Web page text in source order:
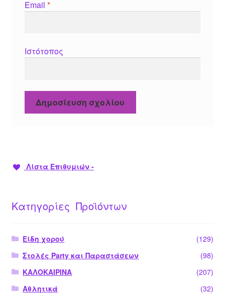
Email *
Ιστότοπος
Λίστα Επιθυμιών -
Κατηγορίες Προϊόντων
Είδη χορού
(129)
Στολές Party και Παραστάσεων
(98)
ΚΑΛΟΚΑΙΡΙΝΑ
(207)
Αθλητικά
(32)